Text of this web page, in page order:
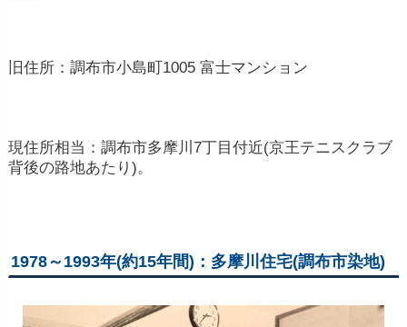
旧住所：調布市小島町1005 富士マンション
現住所相当：調布市多摩川7丁目付近(京王テニスクラブ
背後の路地あたり)。
1978～1993年(約15年間)：多摩川住宅(調布市染地)